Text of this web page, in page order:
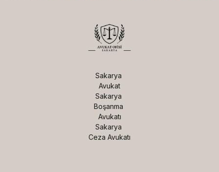
Sakarya
Avukat
Sakarya
Boşanma
Avukatı
Sakarya
Ceza Avukatı